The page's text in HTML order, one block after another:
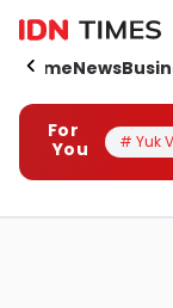
HomeNews
For
You
# Yuk